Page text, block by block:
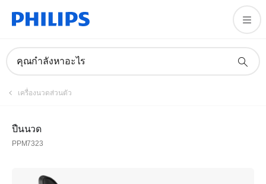
คุณกำลังหาอะไร
เครื่องนวดส่วนตัว
ปืนนวด
PPM7323